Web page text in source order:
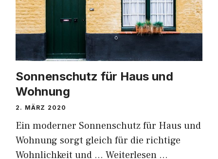
Sonnenschutz für Haus und
Wohnung
2. MÄRZ 2020
Ein moderner Sonnenschutz für Haus und
Wohnung sorgt gleich für die richtige
Wohnlichkeit und … Weiterlesen …